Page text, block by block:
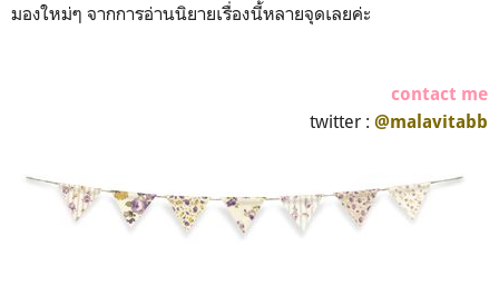
มองใหม่ๆ จากการอ่านนิยายเรื่องนี้หลายจุดเลยค่ะ
contact me
twitter : @malavitabb